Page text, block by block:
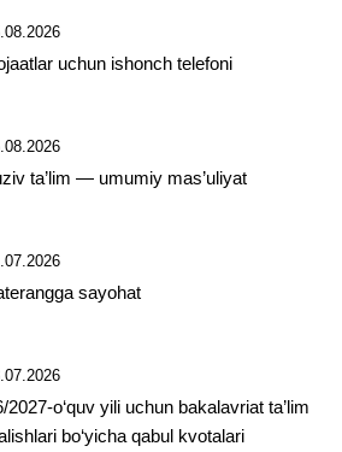
uchun ishonch telefoni
ta’lim — umumiy mas’uliyat
sayohat
2027-o‘quv yili uchun bakalavriat ta’lim
bo‘yicha qabul kvotalari